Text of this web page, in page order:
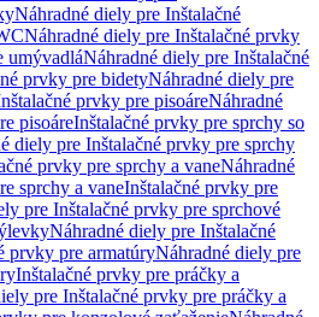
Náhradné diely pre Inštalačné
Náhradné diely pre Inštalačné prvky
umývadláNáhradné diely pre Inštalačné
prvky pre bidetyNáhradné diely pre
prvky pre pisoáreNáhradné
pisoáreInštalačné prvky pre sprchy so
diely pre Inštalačné prvky pre sprchy
prvky pre sprchy a vaneNáhradné
sprchy a vaneInštalačné prvky pre
pre Inštalačné prvky pre sprchové
Náhradné diely pre Inštalačné
prvky pre armatúryNáhradné diely pre
Inštalačné prvky pre práčky a
pre Inštalačné prvky pre práčky a